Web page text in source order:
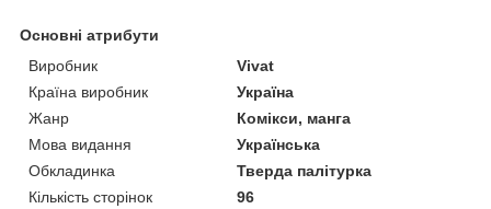
Основні атрибути
Виробник
Vivat
Країна виробник
Україна
Жанр
Комікси, манга
Мова видання
Українська
Обкладинка
Тверда палітурка
Кількість сторінок
96